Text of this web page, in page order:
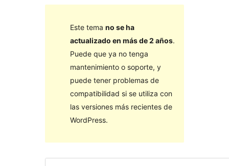
Este tema no se ha
actualizado en más de 2 años.
Puede que ya no tenga
mantenimiento o soporte, y
puede tener problemas de
compatibilidad si se utiliza con
las versiones más recientes de
WordPress.